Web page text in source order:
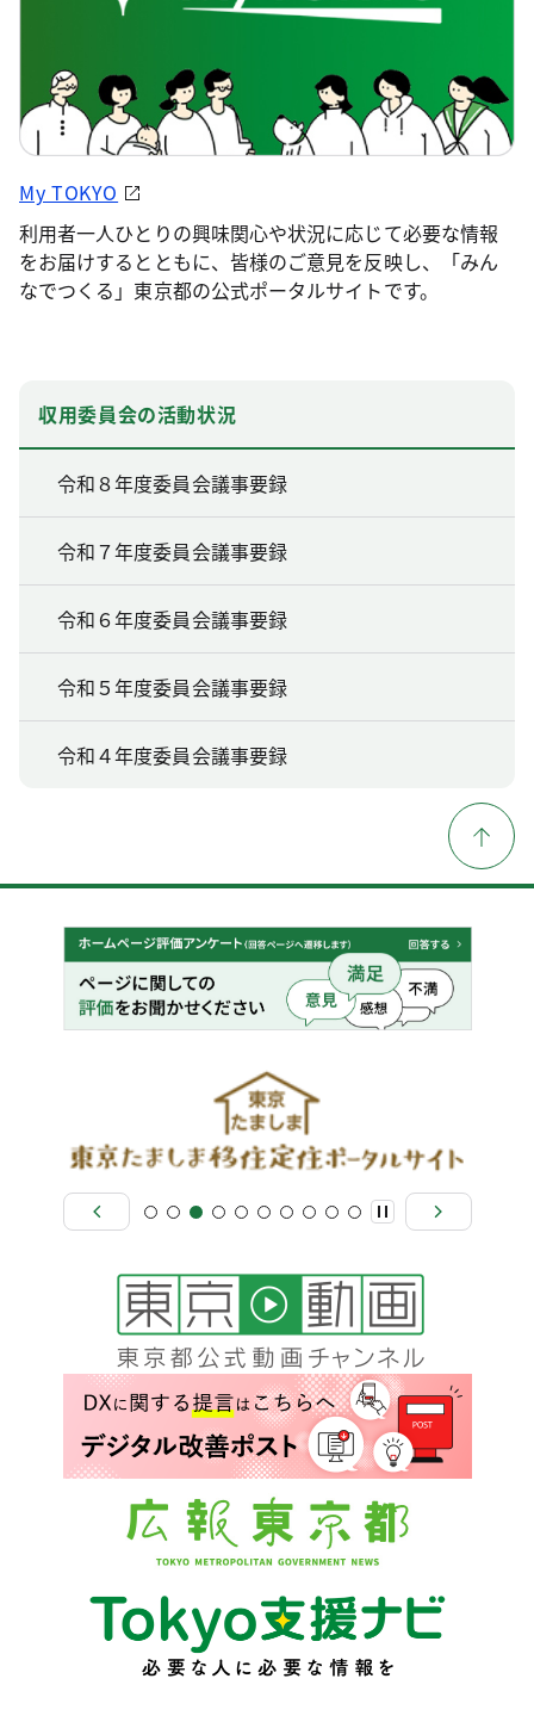
My TOKYO
利用者一人ひとりの興味関心や状況に応じて必要な情報
をお届けするとともに、皆様のご意見を反映し、「みん
なでつくる」東京都の公式ポータルサイトです。
収用委員会の活動状況
令和８年度委員会議事要録
令和７年度委員会議事要録
令和６年度委員会議事要録
令和５年度委員会議事要録
令和４年度委員会議事要録